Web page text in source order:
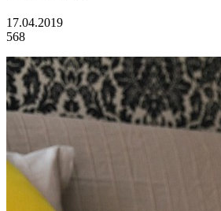
17.04.2019
568